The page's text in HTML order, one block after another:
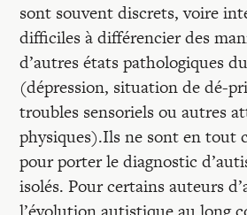
sont souvent discrets, voire
difficiles à différencier des
d’autres états pathologiques
(dépression, situation de dé-
troubles sensoriels ou autres
physiques).Ils ne sont en tout
pour porter le diagnostic
isolés. Pour certains auteurs